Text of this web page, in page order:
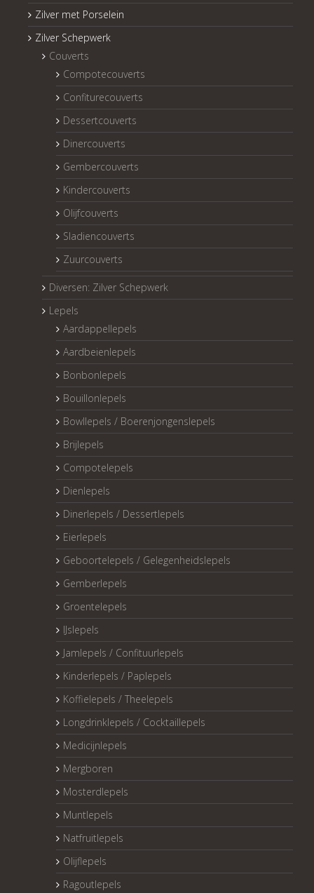
Zilver met Porselein
Zilver Schepwerk
Couverts
Compotecouverts
Confiturecouverts
Dessertcouverts
Dinercouverts
Gembercouverts
Kindercouverts
Olijfcouverts
Sladiencouverts
Zuurcouverts
Diversen: Zilver Schepwerk
Lepels
Aardappellepels
Aardbeienlepels
Bonbonlepels
Bouillonlepels
Bowllepels / Boerenjongenslepels
Brijlepels
Compotelepels
Dienlepels
Dinerlepels / Dessertlepels
Eierlepels
Geboortelepels / Gelegenheidslepels
Gemberlepels
Groentelepels
IJslepels
Jamlepels / Confituurlepels
Kinderlepels / Paplepels
Koffielepels / Theelepels
Longdrinklepels / Cocktaillepels
Medicijnlepels
Mergboren
Mosterdlepels
Muntlepels
Natfruitlepels
Olijflepels
Ragoutlepels